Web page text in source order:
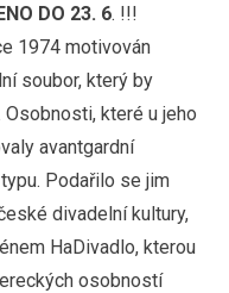
DO 23. 6. !!!
1974 motivován
soubor, který by
Osobnosti, které u jeho
avantgardní
Podařilo se jim
divadelní kultury,
HaDivadlo, kterou
osobností